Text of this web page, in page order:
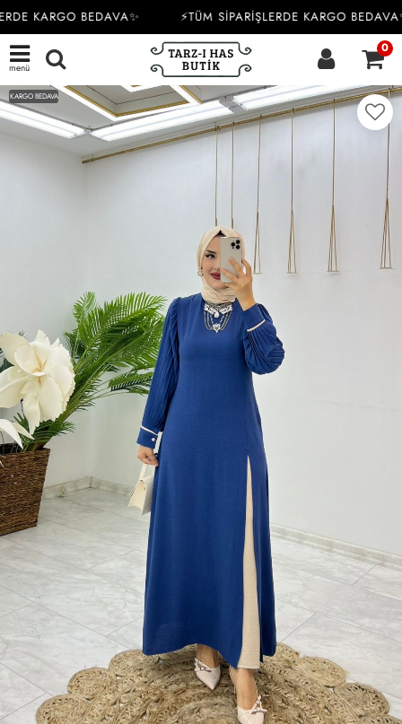
KARGO BEDAVA✨ ⚡TÜM SİPARİŞLERDE KARGO BEDAVA✨
menü
0
KARGO BEDAVA